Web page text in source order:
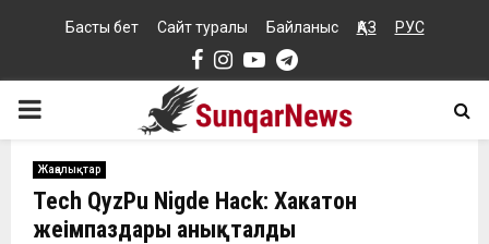
Басты бет Сайт туралы Байланыс ҚАЗ РУС
Facebook
Instagram
YoutubeTelegram
PRIMARY
MENU
Жаңалықтар
Tech QyzPu Nigde Hack: Хакатон
жеңімпаздары анықталды